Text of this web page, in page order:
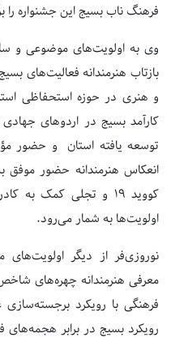
فرهنگ ناب بسیج این جشنواره را
وی به اولویت‌های موضوعی و
بازتاب هنرمندانه فعالیت‌های
و هنری در حوزه استحفاظی
کارآمد بسیج در اردوهای
توسعه یافته استان و حضور
انعکاس هنرمندانه حضور
کووید ۱۹ و تجلی کمک
اولویت‌ها به شمار می‌رود.
نوروزی‌فر از دیگر
معرفی هنرمندانه چهره‌های
فرهنگی با رویکرد برجسته‌سازی
رویکرد بسیج در برابر